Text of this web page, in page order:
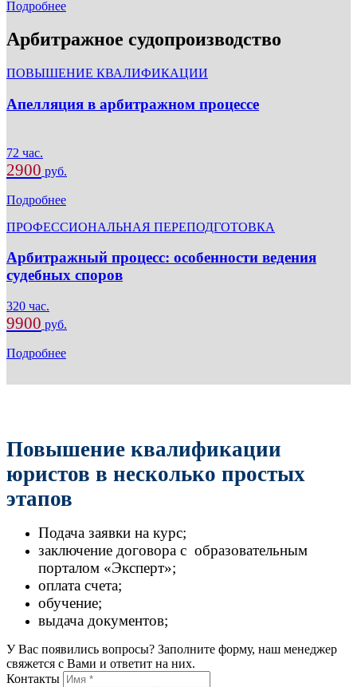
Подробнее
Арбитражное судопроизводство
ПОВЫШЕНИЕ КВАЛИФИКАЦИИ
Апелляция в арбитражном процессе
72 час.
2900 руб.
Подробнее
ПРОФЕССИОНАЛЬНАЯ ПЕРЕПОДГОТОВКА
Арбитражный процесс: особенности ведения
судебных споров
320 час.
9900 руб.
Подробнее
Повышение квалификации
юристов в несколько простых
этапов
Подача заявки на курс;
заключение договора с образовательным
порталом «Эксперт»;
оплата счета;
обучение;
выдача документов;
У Вас появились вопросы? Заполните форму, наш менеджер
свяжется с Вами и ответит на них.
Контакты